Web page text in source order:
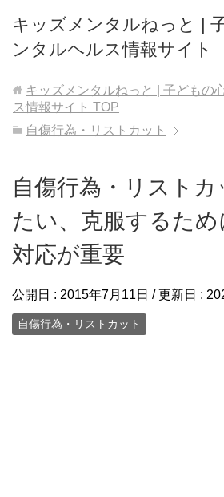
キッズメンタルねっと |
ンタルヘルス情報サイト
キッズメンタルねっと | 子どもの
ス情報サイト TOP
自傷行為・リストカット
自傷行為・リスト
たい、克服するた
対応が重要
公開日 : 2015年7月11日 / 更新日 :
自傷行為・リストカット